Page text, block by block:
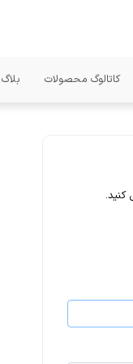
کاتالوگ محصولات بلاگ
کنید.